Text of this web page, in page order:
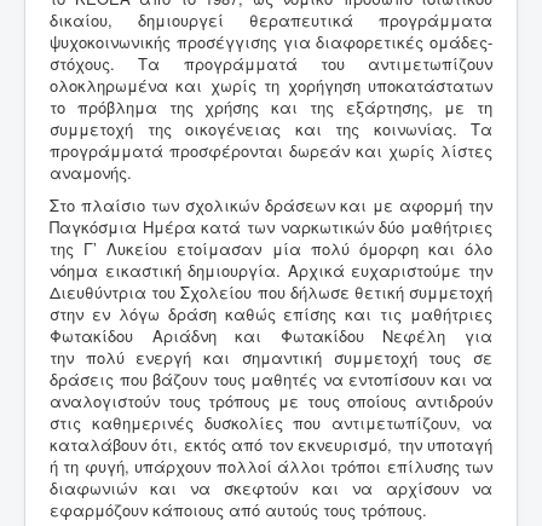
δικαίου, δημιουργεί θεραπευτικά προγράμματα
ψυχοκοινωνικής προσέγγισης για διαφορετικές ομάδες-
στόχους. Τα προγράμματά του αντιμετωπίζουν
ολοκληρωμένα και χωρίς τη χορήγηση υποκατάστατων
το πρόβλημα της χρήσης και της εξάρτησης, με τη
συμμετοχή της οικογένειας και της κοινωνίας. Tα
προγράμματά προσφέρονται δωρεάν και χωρίς λίστες
αναμονής.
Στο πλαίσιο των σχολικών δράσεων και με αφορμή την
Παγκόσμια Ημέρα κατά των ναρκωτικών δύο μαθήτριες
της Γ’ Λυκείου ετοίμασαν μία πολύ όμορφη και όλο
νόημα εικαστική δημιουργία. Αρχικά ευχαριστούμε την
Διευθύντρια του Σχολείου που δήλωσε θετική συμμετοχή
στην εν λόγω δράση καθώς επίσης και τις μαθήτριες
Φωτακίδου Αριάδνη και Φωτακίδου Νεφέλη για
την πολύ ενεργή και σημαντική συμμετοχή τους σε
δράσεις που βάζουν τους μαθητές να εντοπίσουν και να
αναλογιστούν τους τρόπους με τους οποίους αντιδρούν
στις καθημερινές δυσκολίες που αντιμετωπίζουν, να
καταλάβουν ότι, εκτός από τον εκνευρισμό, την υποταγή
ή τη φυγή, υπάρχουν πολλοί άλλοι τρόποι επίλυσης των
διαφωνιών και να σκεφτούν και να αρχίσουν να
εφαρμόζουν κάποιους από αυτούς τους τρόπους.